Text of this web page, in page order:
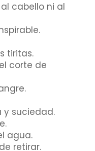
cabello ni al
tiritas.
corte de
y suciedad.
agua.
retirar.